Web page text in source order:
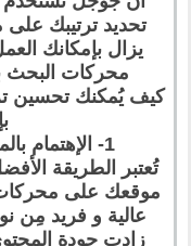
تحديد ترتيبك على
يزال بإمكانك
محركات البحث
كيف يُمكنك تحسين
1- الإهتمام بالمحتوى و جعله ذو جودة عالية
تُعتبر الطريقة
موقعك على
عالية و فريد مِن
زادت جودة